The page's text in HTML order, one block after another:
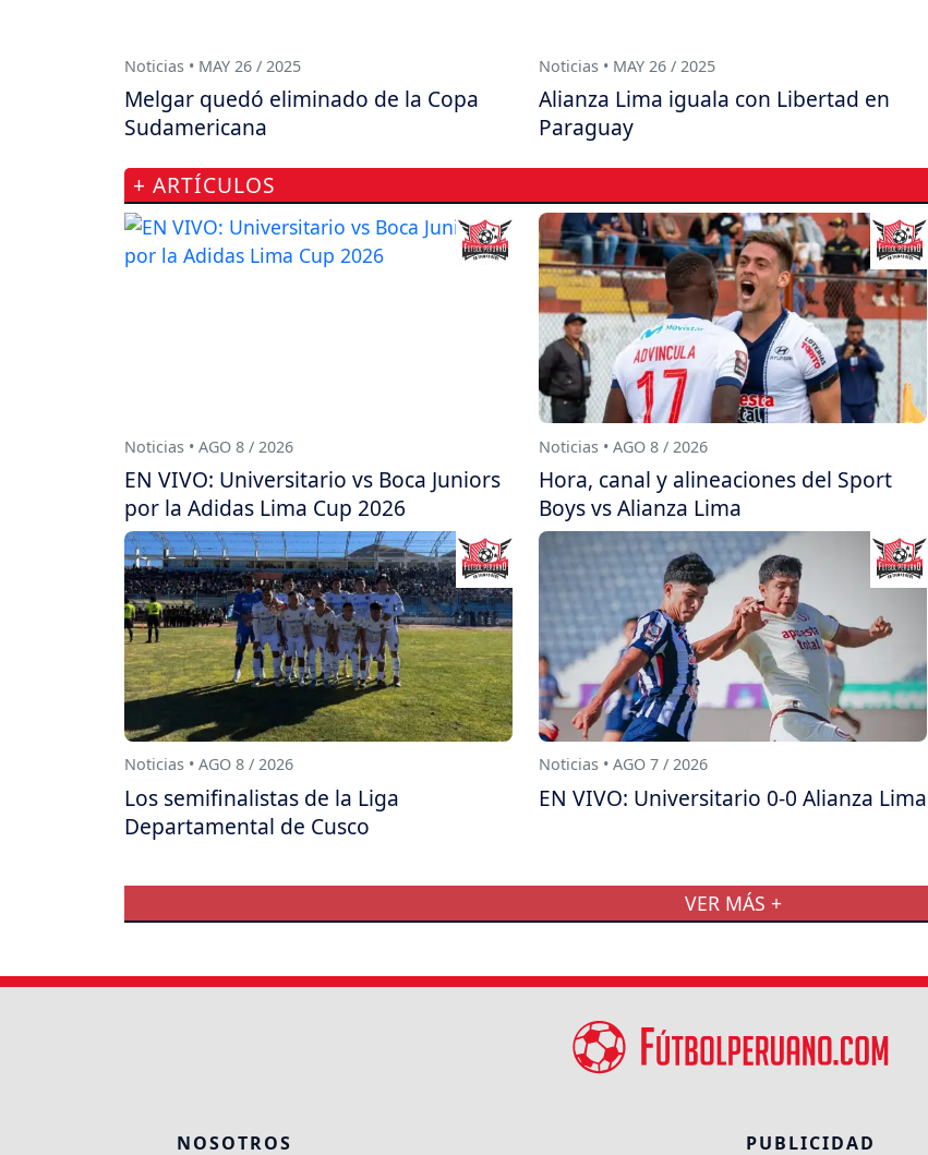
Noticias • MAY 26 / 2025
Melgar quedó eliminado de la Copa
Sudamericana
Noticias • MAY 26 / 2025
Alianza Lima iguala con Libertad en
Paraguay
+ ARTÍCULOS
Noticias • AGO 8 / 2026
EN VIVO: Universitario vs Boca Juniors
por la Adidas Lima Cup 2026
Noticias • AGO 8 / 2026
Hora, canal y alineaciones del Sport
Boys vs Alianza Lima
Noticias • AGO 8 / 2026
Los semifinalistas de la Liga
Departamental de Cusco
Noticias • AGO 7 / 2026
EN VIVO: Universitario 0-0 Alianza Lima
VER MÁS +
NOSOTROS PUBLICIDAD